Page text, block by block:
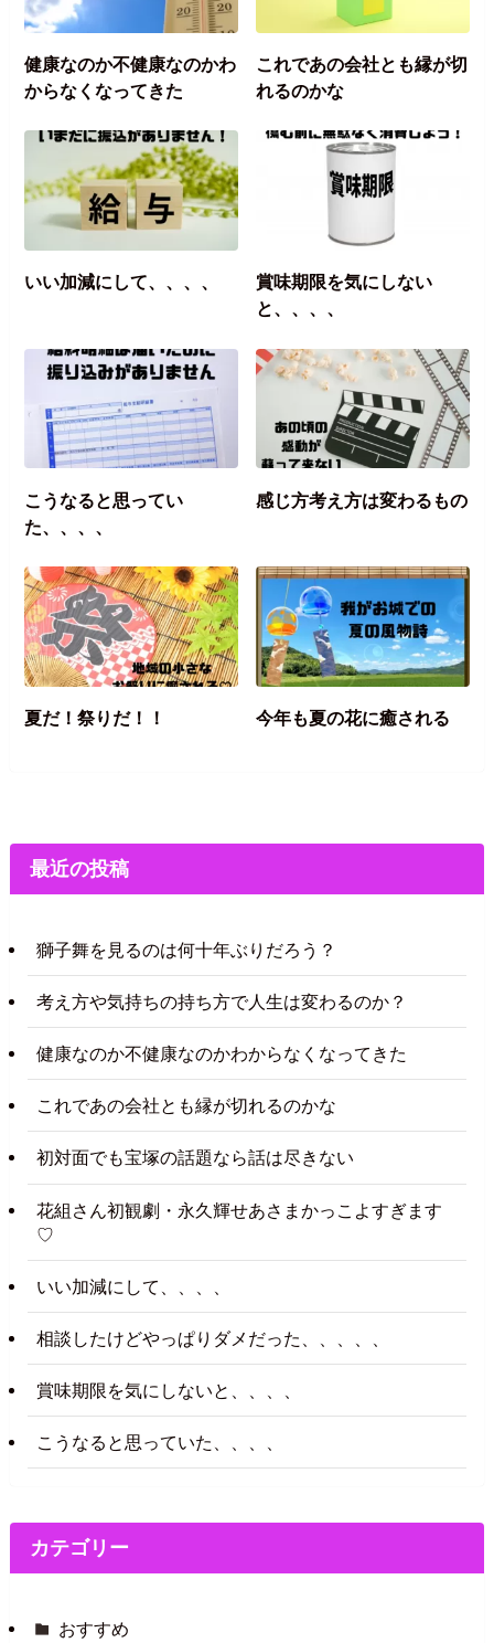
健康なのか不健康なのかわ
からなくなってきた
これであの会社とも縁が切
れるのかな
いい加減にして、、、、
賞味期限を気にしない
と、、、、
こうなると思ってい
た、、、、
感じ方考え方は変わるもの
夏だ！祭りだ！！ 今年も夏の花に癒される
最近の投稿
獅子舞を見るのは何十年ぶりだろう？
考え方や気持ちの持ち方で人生は変わるのか？
健康なのか不健康なのかわからなくなってきた
これであの会社とも縁が切れるのかな
初対面でも宝塚の話題なら話は尽きない
花組さん初観劇・永久輝せあさまかっこよすぎます
♡
いい加減にして、、、、
相談したけどやっぱりダメだった、、、、、
賞味期限を気にしないと、、、、
こうなると思っていた、、、、
カテゴリー
おすすめ